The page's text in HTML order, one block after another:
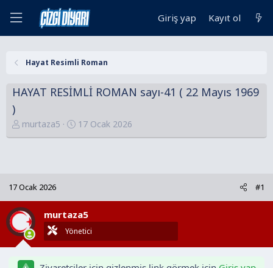
Giriş yap Kayıt ol
Hayat Resimli Roman
HAYAT RESİMLİ ROMAN sayı-41 ( 22 Mayıs 1969
)
K
o
u
B
a
ş
l
a
murtaza5
B
a
g
ı
ç
t
17 Ocak 2026
17 Ocak 2026 #1
murtaza5
Yönetici